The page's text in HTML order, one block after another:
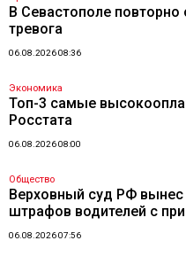
В Севастополе
тревога
06.08.2026 08:36
Экономика
Топ-3 самые
Росстата
06.08.2026 08:00
Общество
Верховный суд РФ
штрафов водителей с
06.08.2026 07:56